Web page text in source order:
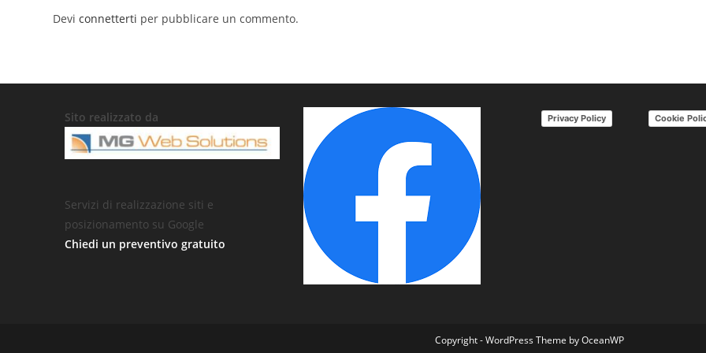
Deviconnetterti per pubblicare un commento.
Sito realizzato da
Servizi di realizzazione siti e
posizionamento su Google
Chiedi un preventivo gratuito
Privacy Policy Cookie
Copyright - WordPress Theme by OceanWP